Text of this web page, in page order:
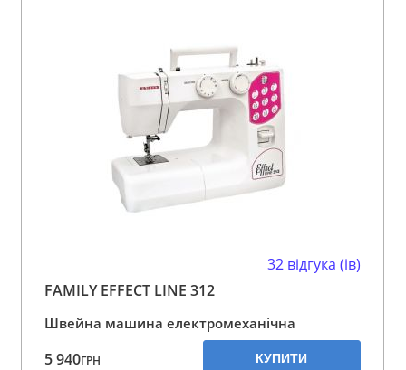
32 відгука (ів)
FAMILY EFFECT LINE 312
Швейна машина електромеханічна
5 940ГРН КУПИТИ